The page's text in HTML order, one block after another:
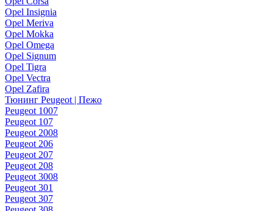
Opel Insignia
Opel Meriva
Opel Mokka
Opel Omega
Opel Signum
Opel Tigra
Opel Vectra
Opel Zafira
Тюнинг Peugeot | Пежо
Peugeot 1007
Peugeot 107
Peugeot 2008
Peugeot 206
Peugeot 207
Peugeot 208
Peugeot 3008
Peugeot 301
Peugeot 307